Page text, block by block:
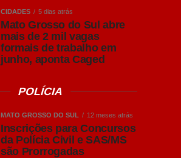
CIDADES 5 dias atrás
Mato Grosso do Sul abre
mais de 2 mil vagas
formais de trabalho em
junho, aponta Caged
POLÍCIA
MATO GROSSO DO SUL 12 meses atrás
Inscrições para Concursos
da Polícia Civil e SAS/MS
são Prorrogadas